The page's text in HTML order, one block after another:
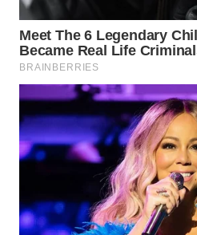
TANJUNG
LESUNG
WN
KARO
WN
SIMALUNGUN
LABUHANBATU